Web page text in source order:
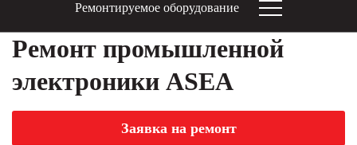
Ремонтируемое оборудование
Ремонт промышленной
электроники ASEA
Заявка на ремонт